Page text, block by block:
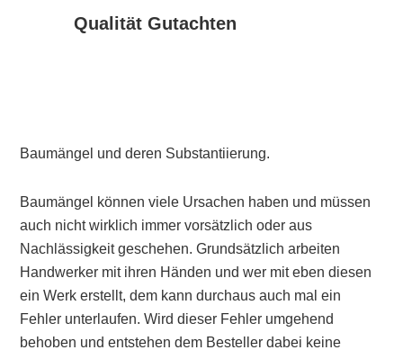
Qualität Gutachten
Baumängel und deren Substantiierung.
Baumängel können viele Ursachen haben und müssen
auch nicht wirklich immer vorsätzlich oder aus
Nachlässigkeit geschehen. Grundsätzlich arbeiten
Handwerker mit ihren Händen und wer mit eben diesen
ein Werk erstellt, dem kann durchaus auch mal ein
Fehler unterlaufen. Wird dieser Fehler umgehend
behoben und entstehen dem Besteller dabei keine